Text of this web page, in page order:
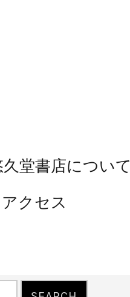
堂書店について
アクセス